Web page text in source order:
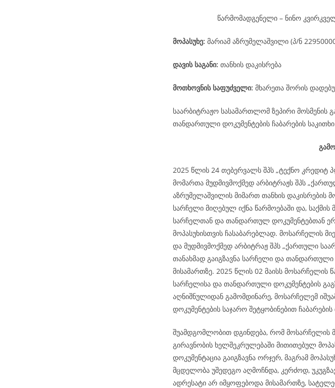
წარმომადგენელი – ნინო
მოპასუხე: მარიამ აზრუმელაშვილი (პ/ნ
დავის საგანი: თანხის დაკისრება
მოთხოვნის საფუძველი: მხარეთა შორის
საარბიტრაჟო სასამართლომ ზეპირი მოსმენის
თანდართული დოკუმენტების ჩაბარების
2025 წლის 24 თებერვალს შპს „ტექნო კრედიტ
მომართა მუდმივმოქმედ არბიტრაჟს შპს
აზრუმელაშვილის მიმართ თანხის დაკისრების
სარჩელი მიღებულ იქნა წარმოებაში და,
სარჩელთან და თანდართულ დოკუმენტებთან
მოპასუხისთვის ჩასაბარებლად. მოსარჩელის
და მუდმივმოქმედ არბიტრაჟ შპს „ქართული
თანახმად გაიგზავნა სარჩელი და თანდართული
მისამართზე. 2025 წლის 02 მაისს მოსარჩელის
სარჩელისა და თანდართული დოკუმენტების
აღნიშნულიდან გამომდინარე, მოსარჩელემ
დოკუმენტების საჯარო შეტყობინებით
შუამდგომლობით დგინდება, რომ მოსარჩელის
გირავნობის ხელშეკრულებაში მითითებულ
დოკუმენტაცია გაიგზავნა ორჯერ, მაგრამ
მცდელობა უშედეგო აღმოჩნდა, კერძოდ,
ადრესატი არ იმყოფებოდა მისამართზე,